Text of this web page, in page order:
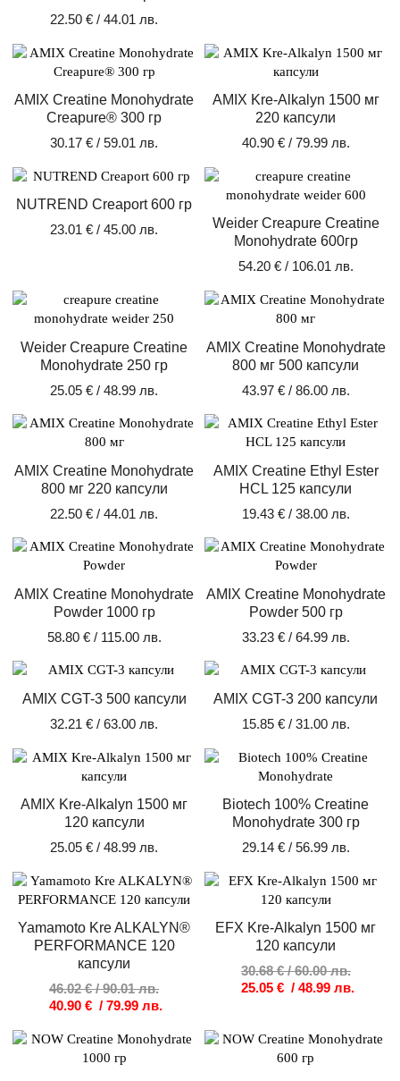
22.50€ / 44.01 лв.
AMIX Creatine Monohydrate
Creapure® 300 гр
30.17€ / 59.01 лв.
AMIX Kre-Alkalyn 1500 мг
220 капсули
40.90 €/ 79.99 лв.
NUTREND Creaport 600 гр
23.01€ / 45.00 лв.
Weider Creapure Creatine
Monohydrate 600гр
54.20 €/ 106.01 лв.
Weider Creapure Creatine
Monohydrate 250 гр
25.05€ / 48.99 лв.
AMIX Creatine Monohydrate
800 мг 500 капсули
43.97 €/ 86.00 лв.
AMIX Creatine Monohydrate
800 мг 220 капсули
22.50€ / 44.01 лв.
AMIX Creatine Ethyl Ester
HCL 125 капсули
19.43 €/ 38.00 лв.
AMIX Creatine Monohydrate
Powder 1000 гр
58.80 €/ 115.00 лв.
AMIX Creatine Monohydrate
Powder 500 гр
33.23 €/ 64.99 лв.
AMIX CGT-3 500 капсули
32.21€ / 63.00 лв.
AMIX CGT-3 200 капсули
15.85 €/ 31.00 лв.
AMIX Kre-Alkalyn 1500 мг
120 капсули
25.05€ / 48.99 лв.
Biotech 100% Creatine
Monohydrate 300 гр
29.14 €/ 56.99 лв.
Yamamoto Kre ALKALYN®
PERFORMANCE 120
капсули
46.02€/ 90.01 лв.
Original
price
46.02 €
/
40.90€ / 79.99 лв.
Текущата
цена
40.90 €
/
EFX Kre-Alkalyn 1500 мг
120 капсули
30.68€/ 60.00 лв.
Original
30.68 €
25.05 € / 48.99 лв.
25.05 €